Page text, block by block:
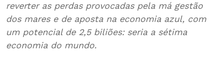
reverter as perdas provocadas pela má gestão
dos mares e de aposta na economia azul, com
um potencial de 2,5 biliões: seria a sétima
economia do mundo.